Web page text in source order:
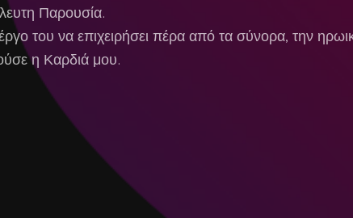
Παρουσία.
του να επιχειρήσει πέρα από τα σύνορα, την
η Καρδιά μου.